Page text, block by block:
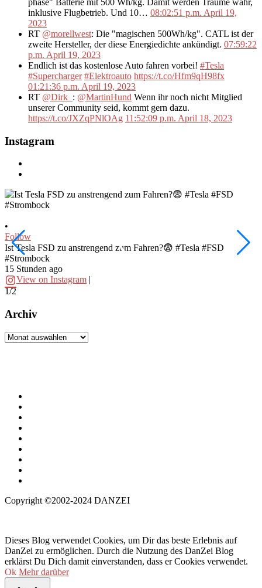
phase" Batterie mit 500 Wh/kg. Damit werden Träume wahr,
inklusive Flugbetrieb. Und 10… 08:02:51 p.m. April 19,
2023
RT @morellwest: Die "magischen 500Wh/kg". CATL ist der
zweite Hersteller, der diese Energiedichte ankündigt. 07:59:22
p.m. April 19, 2023
Endlich ist das kostenlose Auto fahren vorbei! #Tesla
#Supercharger #Elektroauto https://t.co/Hfm9qH98fx
01:21:36 p.m. April 19, 2023
RT @Dirk_ : @MartinHund Wenn ihr noch nicht Mitglied
unserer Community seid, kommt gern dazu.
https://t.co/JXZqPNlOAg 11:52:09 p.m. April 18, 2023
Instagram
•
Follow
Ist Tesla FSD zu anstrengend zum Fahren?😨 #Tesla #FSD
#Strombock
15 Stunden ago
View on Instagram |
1/2
Archiv
Archiv
Copyright ©2002-2024 DANZEI
Dieses Blog verwendet Cookies, um Dir das beste Erlebnis auf
DanZei zu ermöglichen. Durch die Nutzung des DanZei Blog
erklärst Du Dich damit einverstanden, dass er Cookies verwendet.
Ok Mehr darüber